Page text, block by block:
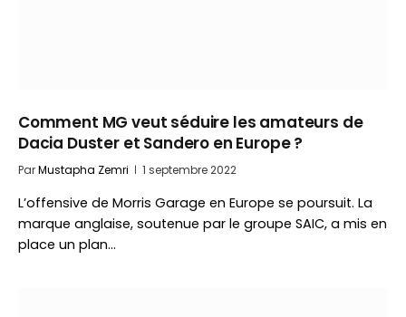
Comment MG veut séduire les amateurs de
Dacia Duster et Sandero en Europe ?
ParMustapha Zemri 1 septembre 2022
L’offensive de Morris Garage en Europe se poursuit. La
marque anglaise, soutenue par le groupe SAIC, a mis en
place un plan…